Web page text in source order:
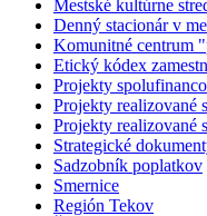
Mestské kultúrne
Denný stacionár v
Komunitné centrum
Etický kódex
Projekty
Projekty realizované
Projekty realizované
Strategické
Sadzobník poplatkov
Smernice
Región Tekov